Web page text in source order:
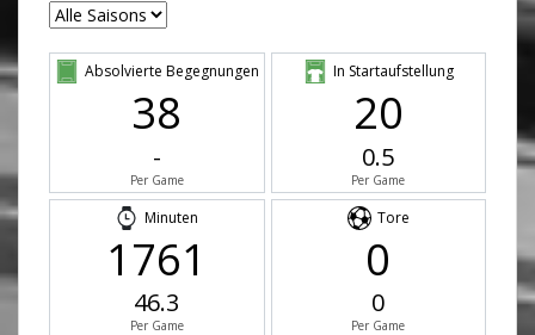
Absolvierte Begegnungen
38
-
Per Game
In Startaufstellung
20
0.5
Per Game
Minuten
1761
46.3
Per Game
Tore
0
0
Per Game